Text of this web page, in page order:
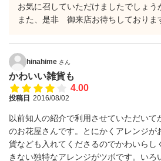
お気に召していただけましたでしょう
また、是非 御来店お待ちしておりま
hinahime さん
かわいい雑貨も
4.00
投稿日 2016/08/02
以前知人の紹介で利用させていただいて
のお花屋さんです。とにかくアレンジが
貨なども入れてくださるのでかわいらし
きない独特なアレンジがツボです。いろ